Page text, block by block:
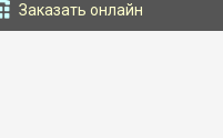
Заказать онлайн